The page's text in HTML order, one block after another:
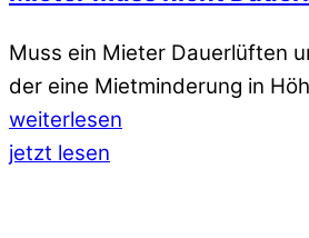
Muss ein Mieter Dauerlüften
der eine Mietminderung in
weiterlesen
jetzt lesen